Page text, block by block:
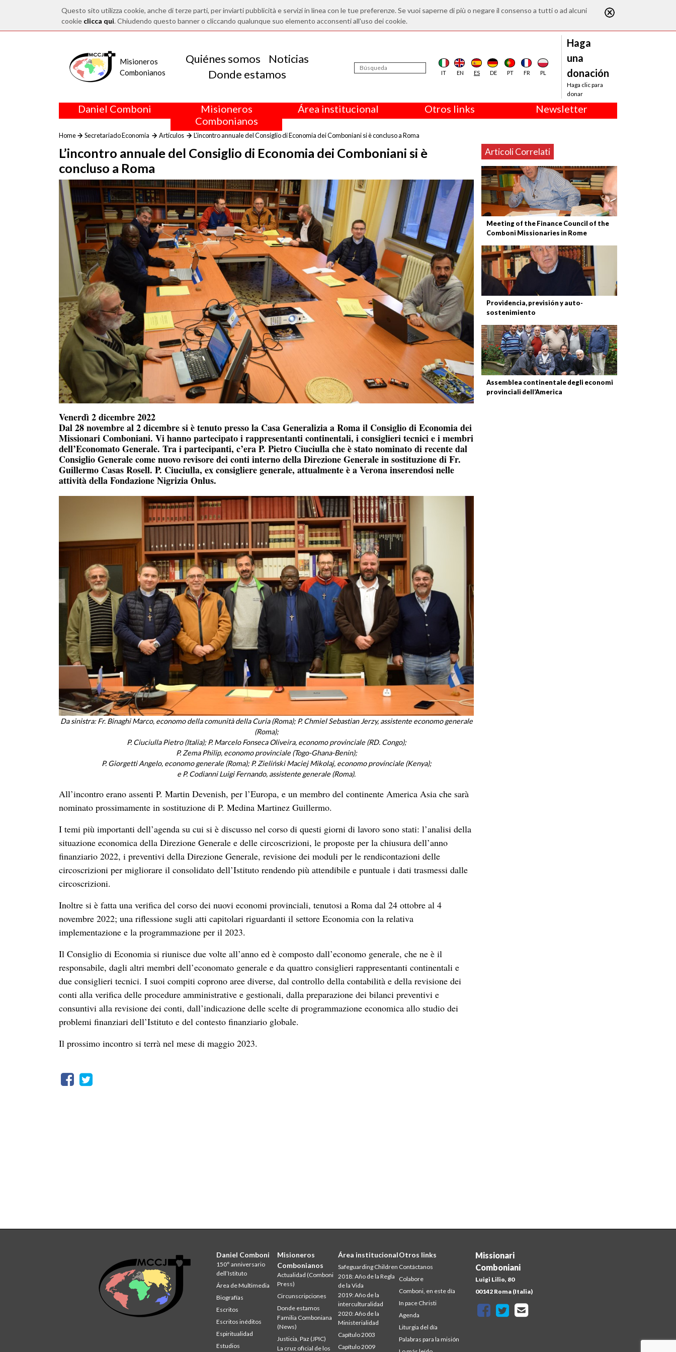
Questo sito utilizza cookie, anche di terze parti, per inviarti pubblicità e servizi in linea con le tue preferenze. Se vuoi saperne di più o negare il consenso a tutti o ad alcuni
cookie clicca qui. Chiudendo questo banner o cliccando qualunque suo elemento acconsenti all'uso dei cookie.
Misioneros
Combonianos
Quiénes somos
Noticias
Donde estamos
IT EN ES DE PT FR PL
Haga
una
donación
Haga clic para
donar
Daniel Comboni
Misioneros
Combonianos
Área institucional Otros links Newsletter
Home Secretariado Economia Artículos L’incontro annuale del Consiglio di Economia dei Comboniani si è concluso a Roma
L’incontro annuale del Consiglio di Economia dei Comboniani si è
concluso a Roma
Articoli Correlati
Meeting of the Finance Council of the
Comboni Missionaries in Rome
Providencia, previsión y auto-
sostenimiento
Assemblea continentale degli economi
provinciali dell’America
Venerdì 2 dicembre 2022
Dal 28 novembre al 2 dicembre si è tenuto presso la Casa Generalizia a Roma il Consiglio di Economia dei
Missionari Comboniani. Vi hanno partecipato i rappresentanti continentali, i consiglieri tecnici e i membri
dell’Economato Generale. Tra i partecipanti, c’era P. Pietro Ciuciulla che è stato nominato di recente dal
Consiglio Generale come nuovo revisore dei conti interno della Direzione Generale in sostituzione di Fr.
Guillermo Casas Rosell. P. Ciuciulla, ex consigliere generale, attualmente è a Verona inserendosi nelle
attività della Fondazione Nigrizia Onlus.
Da sinistra: Fr. Binaghi Marco, economo della comunità della Curia (Roma); P. Chmiel Sebastian Jerzy, assistente economo generale
(Roma);
P. Ciuciulla Pietro (Italia); P. Marcelo Fonseca Oliveira, economo provinciale (RD. Congo);
P. Zema Philip, economo provinciale (Togo-Ghana-Benin);
P. Giorgetti Angelo, economo generale (Roma); P. Zieliński Maciej Mikolaj, economo provinciale (Kenya);
e P. Codianni Luigi Fernando, assistente generale (Roma).
All’incontro erano assenti P. Martin Devenish, per l’Europa, e un membro del continente America Asia che sarà
nominato prossimamente in sostituzione di P. Medina Martinez Guillermo.
I temi più importanti dell’agenda su cui si è discusso nel corso di questi giorni di lavoro sono stati: l’analisi della
situazione economica della Direzione Generale e delle circoscrizioni, le proposte per la chiusura dell’anno
finanziario 2022, i preventivi della Direzione Generale, revisione dei moduli per le rendicontazioni delle
circoscrizioni per migliorare il consolidato dell’Istituto rendendo più attendibile e puntuale i dati trasmessi dalle
circoscrizioni.
Inoltre si è fatta una verifica del corso dei nuovi economi provinciali, tenutosi a Roma dal 24 ottobre al 4
novembre 2022; una riflessione sugli atti capitolari riguardanti il settore Economia con la relativa
implementazione e la programmazione per il 2023.
Il Consiglio di Economia si riunisce due volte all’anno ed è composto dall’economo generale, che ne è il
responsabile, dagli altri membri dell’economato generale e da quattro consiglieri rappresentanti continentali e
due consiglieri tecnici. I suoi compiti coprono aree diverse, dal controllo della contabilità e della revisione dei
conti alla verifica delle procedure amministrative e gestionali, dalla preparazione dei bilanci preventivi e
consuntivi alla revisione dei conti, dall’indicazione delle scelte di programmazione economica allo studio dei
problemi finanziari dell’Istituto e del contesto finanziario globale.
Il prossimo incontro si terrà nel mese di maggio 2023.
Missionari
Comboniani
Luigi Lilio, 80
00142 Roma (Italia)
Daniel Comboni
150° anniversario
dell’Istituto
Área de Multimedia
Biografías
Escritos
Escritos inéditos
Espiritualidad
Estudios
Misioneros
Combonianos
Actualidad (Comboni
Press)
Circunscripciones
Donde estamos
Familia Comboniana
(News)
Justicia, Paz (JPIC)
La cruz oficial de los
Área institucional
Safeguarding Children
2018: Año de la Regla
de la Vida
2019: Año de la
interculturalidad
2020: Año de la
Ministerialidad
Capítulo 2003
Capítulo 2009
Otros links
Contáctanos
Colabore
Comboni, en este día
In pace Christi
Agenda
Liturgia del día
Palabras para la misión